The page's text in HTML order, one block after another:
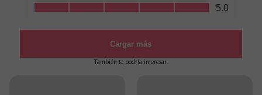
También te podría interesar...